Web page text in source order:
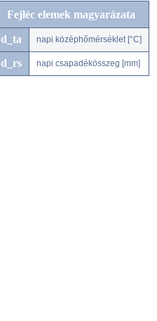
Fejléc elemek magyarázata
d_ta napi középhőmérséklet [°C]
d_rs napi csapadékösszeg [mm]